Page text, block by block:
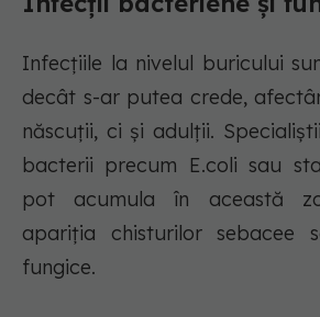
Infecțiile la nivelul buricului
decât s-ar putea crede,
născuții, ci și adulții.
bacterii precum E.coli sau
pot acumula în această
apariția chisturilor sebacee
fungice.